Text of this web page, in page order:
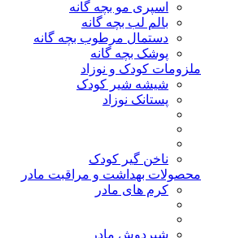
اسپری مو بچه گانه
بالم لب بچه گانه
دستمال مرطوب بچه گانه
پوشک بچه گانه
ملزومات کودک و نوزاد
شیشه شیر کودک
پستانک نوزاد
ناخن گیر کودک
محصولات بهداشت و مراقبت مادر
کرم های مادر
شیردوش مادر